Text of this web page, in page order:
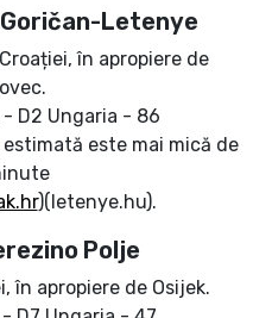
Letenye
în apropiere de
D2 Ungaria - 86
este mai mică de
)(letenye.hu).
Polje
în apropiere de Osijek.